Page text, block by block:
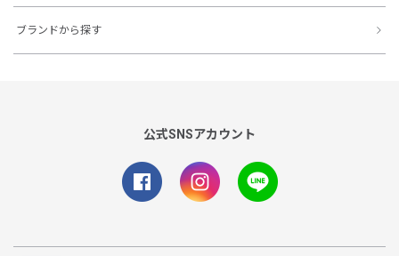
ブランドから探す
公式SNSアカウント